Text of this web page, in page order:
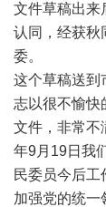
文件草稿出来
认同，经获秋
委。
这个草稿送到
志以很不愉快
文件，非常不
年9月19日我
民委员今后工
加强党的统一